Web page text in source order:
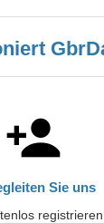
Sie uns
registrieren